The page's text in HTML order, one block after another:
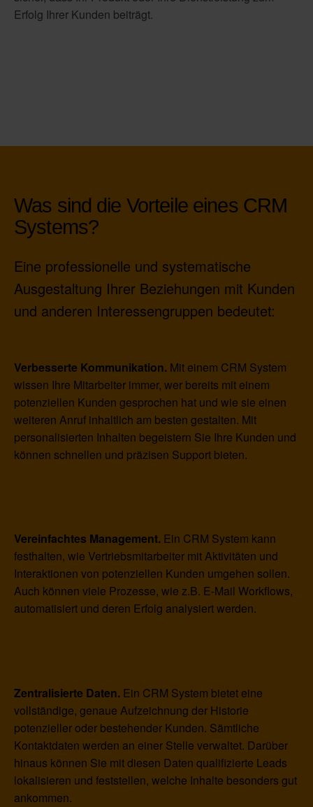
Erfolg Ihrer Kunden beiträgt.
Was sind die Vorteile eines CRM
Systems?
Eine professionelle und systematische
Ausgestaltung Ihrer Beziehungen mit Kunden
und anderen Interessengruppen bedeutet:
Verbesserte Kommunikation. Mit einem CRM System
wissen Ihre Mitarbeiter immer, wer bereits mit einem
potenziellen Kunden gesprochen hat und wie sie einen
weiteren Anruf inhaltlich am besten gestalten. Mit
personalisierten Inhalten begeistern Sie Ihre Kunden und
können schnellen und präzisen Support bieten.
Vereinfachtes Management. Ein CRM System kann
festhalten, wie Vertriebsmitarbeiter mit Aktivitäten und
Interaktionen von potenziellen Kunden umgehen sollen.
Auch können viele Prozesse, wie z.B. E-Mail Workflows,
automatisiert und deren Erfolg analysiert werden.
Zentralisierte Daten. Ein CRM System bietet eine
vollständige, genaue Aufzeichnung der Historie
potenzieller oder bestehender Kunden. Sämtliche
Kontaktdaten werden an einer Stelle verwaltet. Darüber
hinaus können Sie mit diesen Daten qualifizierte Leads
lokalisieren und feststellen, welche Inhalte besonders gut
ankommen.